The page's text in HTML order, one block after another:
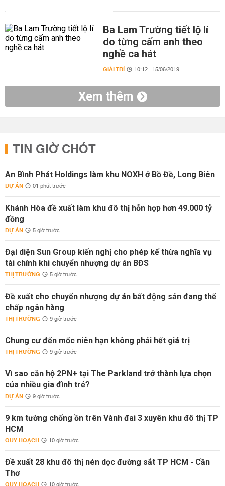
Ba Lam Trường tiết lộ lí
do từng cấm anh theo
nghề ca hát
GIẢI TRÍ 10:12 | 15/06/2019
Xem thêm
TIN GIỜ CHÓT
An Bình Phát Holdings làm khu NOXH ở Bồ Đề, Long Biên
DỰ ÁN 01 phút trước
Khánh Hòa đề xuất làm khu đô thị hỗn hợp hơn 49.000 tỷ
đồng
DỰ ÁN 5 giờ trước
Đại diện Sun Group kiến nghị cho phép kế thừa nghĩa vụ
tài chính khi chuyển nhượng dự án BĐS
THỊ TRƯỜNG 5 giờ trước
Đề xuất cho chuyển nhượng dự án bất động sản đang thế
chấp ngân hàng
THỊ TRƯỜNG 9 giờ trước
Chung cư đến mốc niên hạn không phải hết giá trị
THỊ TRƯỜNG 9 giờ trước
Vì sao căn hộ 2PN+ tại The Parkland trở thành lựa chọn
của nhiều gia đình trẻ?
DỰ ÁN 9 giờ trước
9 km tường chống ồn trên Vành đai 3 xuyên khu đô thị TP
HCM
QUY HOẠCH 10 giờ trước
Đề xuất 28 khu đô thị nén dọc đường sắt TP HCM - Cần
Thơ